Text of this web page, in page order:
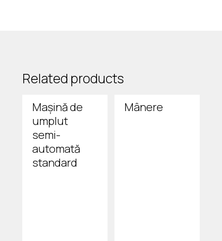
Related products
Mașină de
umplut
semi-
automată
standard
Mânere